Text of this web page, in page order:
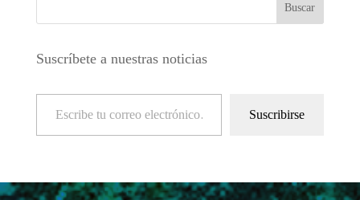
Suscríbete a nuestras noticias
Escribe tu correo electrónico…
Suscribirse